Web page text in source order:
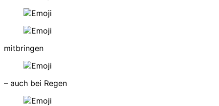
mitbringen
– auch bei Regen